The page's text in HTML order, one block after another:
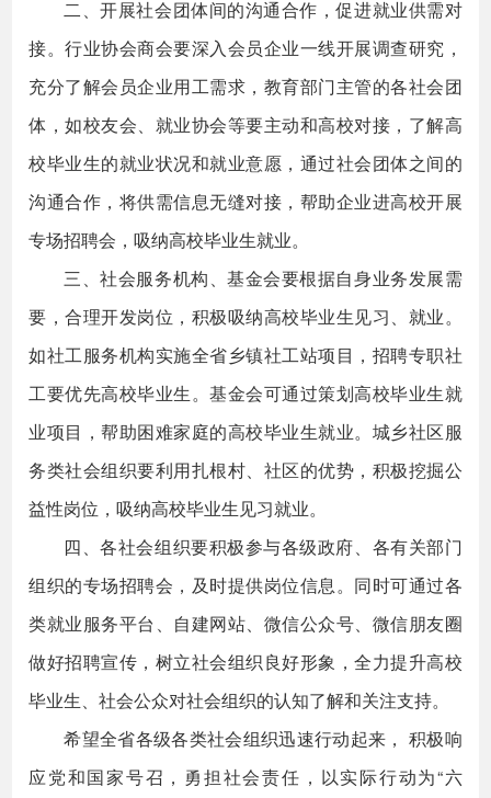
二、开展社会团体间的沟通合作，促进就业供需对
接。行业协会商会要深入会员企业一线开展调查研究，
充分了解会员企业用工需求，教育部门主管的各社会团
体，如校友会、就业协会等要主动和高校对接，了解高
校毕业生的就业状况和就业意愿，通过社会团体之间的
沟通合作，将供需信息无缝对接，帮助企业进高校开展
专场招聘会，吸纳高校毕业生就业。
三、社会服务机构、基金会要根据自身业务发展需
要，合理开发岗位，积极吸纳高校毕业生见习、就业。
如社工服务机构实施全省乡镇社工站项目，招聘专职社
工要优先高校毕业生。基金会可通过策划高校毕业生就
业项目，帮助困难家庭的高校毕业生就业。城乡社区服
务类社会组织要利用扎根村、社区的优势，积极挖掘公
益性岗位，吸纳高校毕业生见习就业。
四、各社会组织要积极参与各级政府、各有关部门
组织的专场招聘会，及时提供岗位信息。同时可通过各
类就业服务平台、自建网站、微信公众号、微信朋友圈
做好招聘宣传，树立社会组织良好形象，全力提升高校
毕业生、社会公众对社会组织的认知了解和关注支持。
希望全省各级各类社会组织迅速行动起来， 积极响
应党和国家号召，勇担社会责任，以实际行动为“六